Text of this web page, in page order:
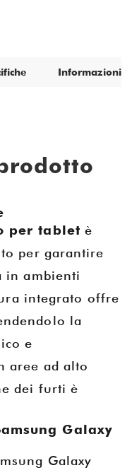
Informazioni
per tablet è
per garantire
in ambienti
integrato offre
la
e
aree ad alto
dei furti è
Galaxy
Galaxy